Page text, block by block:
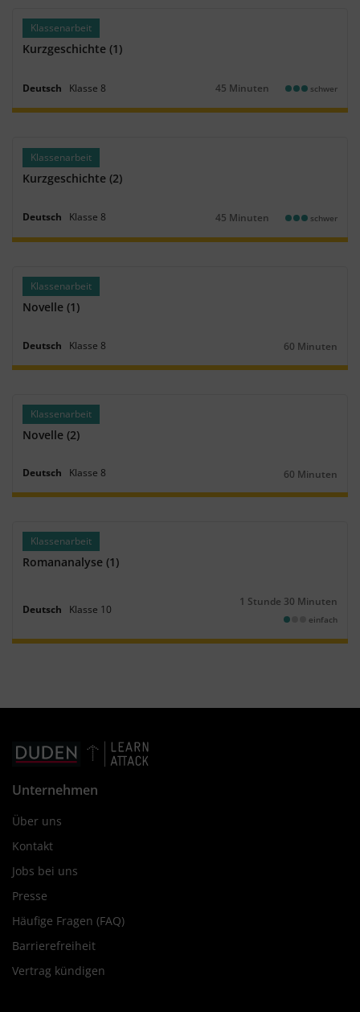
Klassenarbeit
Kurzgeschichte (1)
Deutsch Klasse 8
Dauer:
45 Minuten schwer
Klassenarbeit
Kurzgeschichte (2)
Deutsch Klasse 8
Dauer:
45 Minuten schwer
Klassenarbeit
Novelle (1)
Deutsch Klasse 8
Dauer:
60 Minuten
Klassenarbeit
Novelle (2)
Deutsch Klasse 8
Dauer:
60 Minuten
Klassenarbeit
Romananalyse (1)
Deutsch Klasse 10 Dauer:
1 Stunde 30 Minuten
einfach
Unternehmen
Über uns
Kontakt
Jobs bei uns
Presse
Häufige Fragen (FAQ)
Barrierefreiheit
Vertrag kündigen